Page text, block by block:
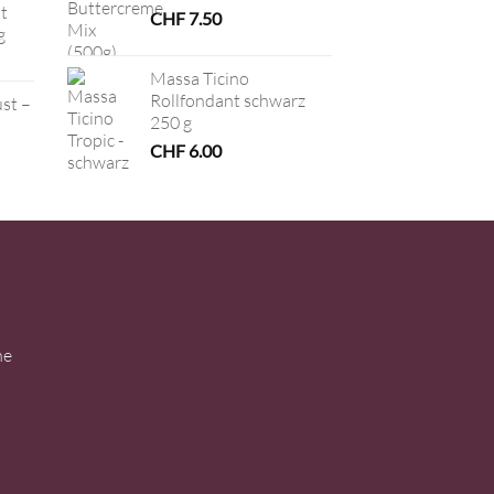
–
CHF7.50
Massa Ticino
Rollfondant schwarz
250 g
CHF6.00